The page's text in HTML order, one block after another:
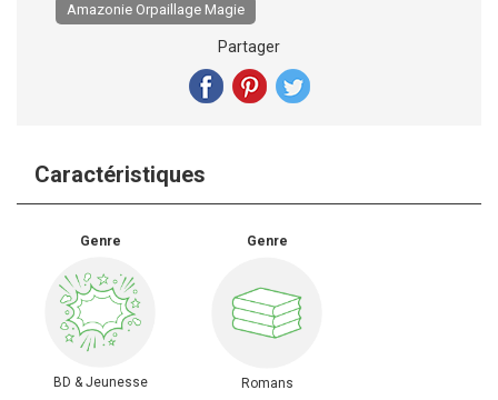
Amazonie Orpaillage Magie
Partager
Caractéristiques
Genre
BD & Jeunesse
Genre
Romans